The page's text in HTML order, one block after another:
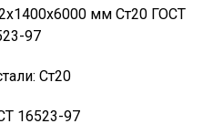
мм Ст20 ГОСТ
97
Ст20
16523-97